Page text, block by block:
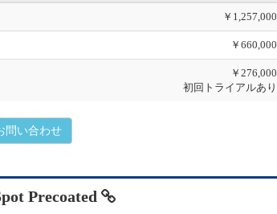
￥1,257,000
￥660,000
￥276,000
初回トライアルあり
問い合わせ
Precoated